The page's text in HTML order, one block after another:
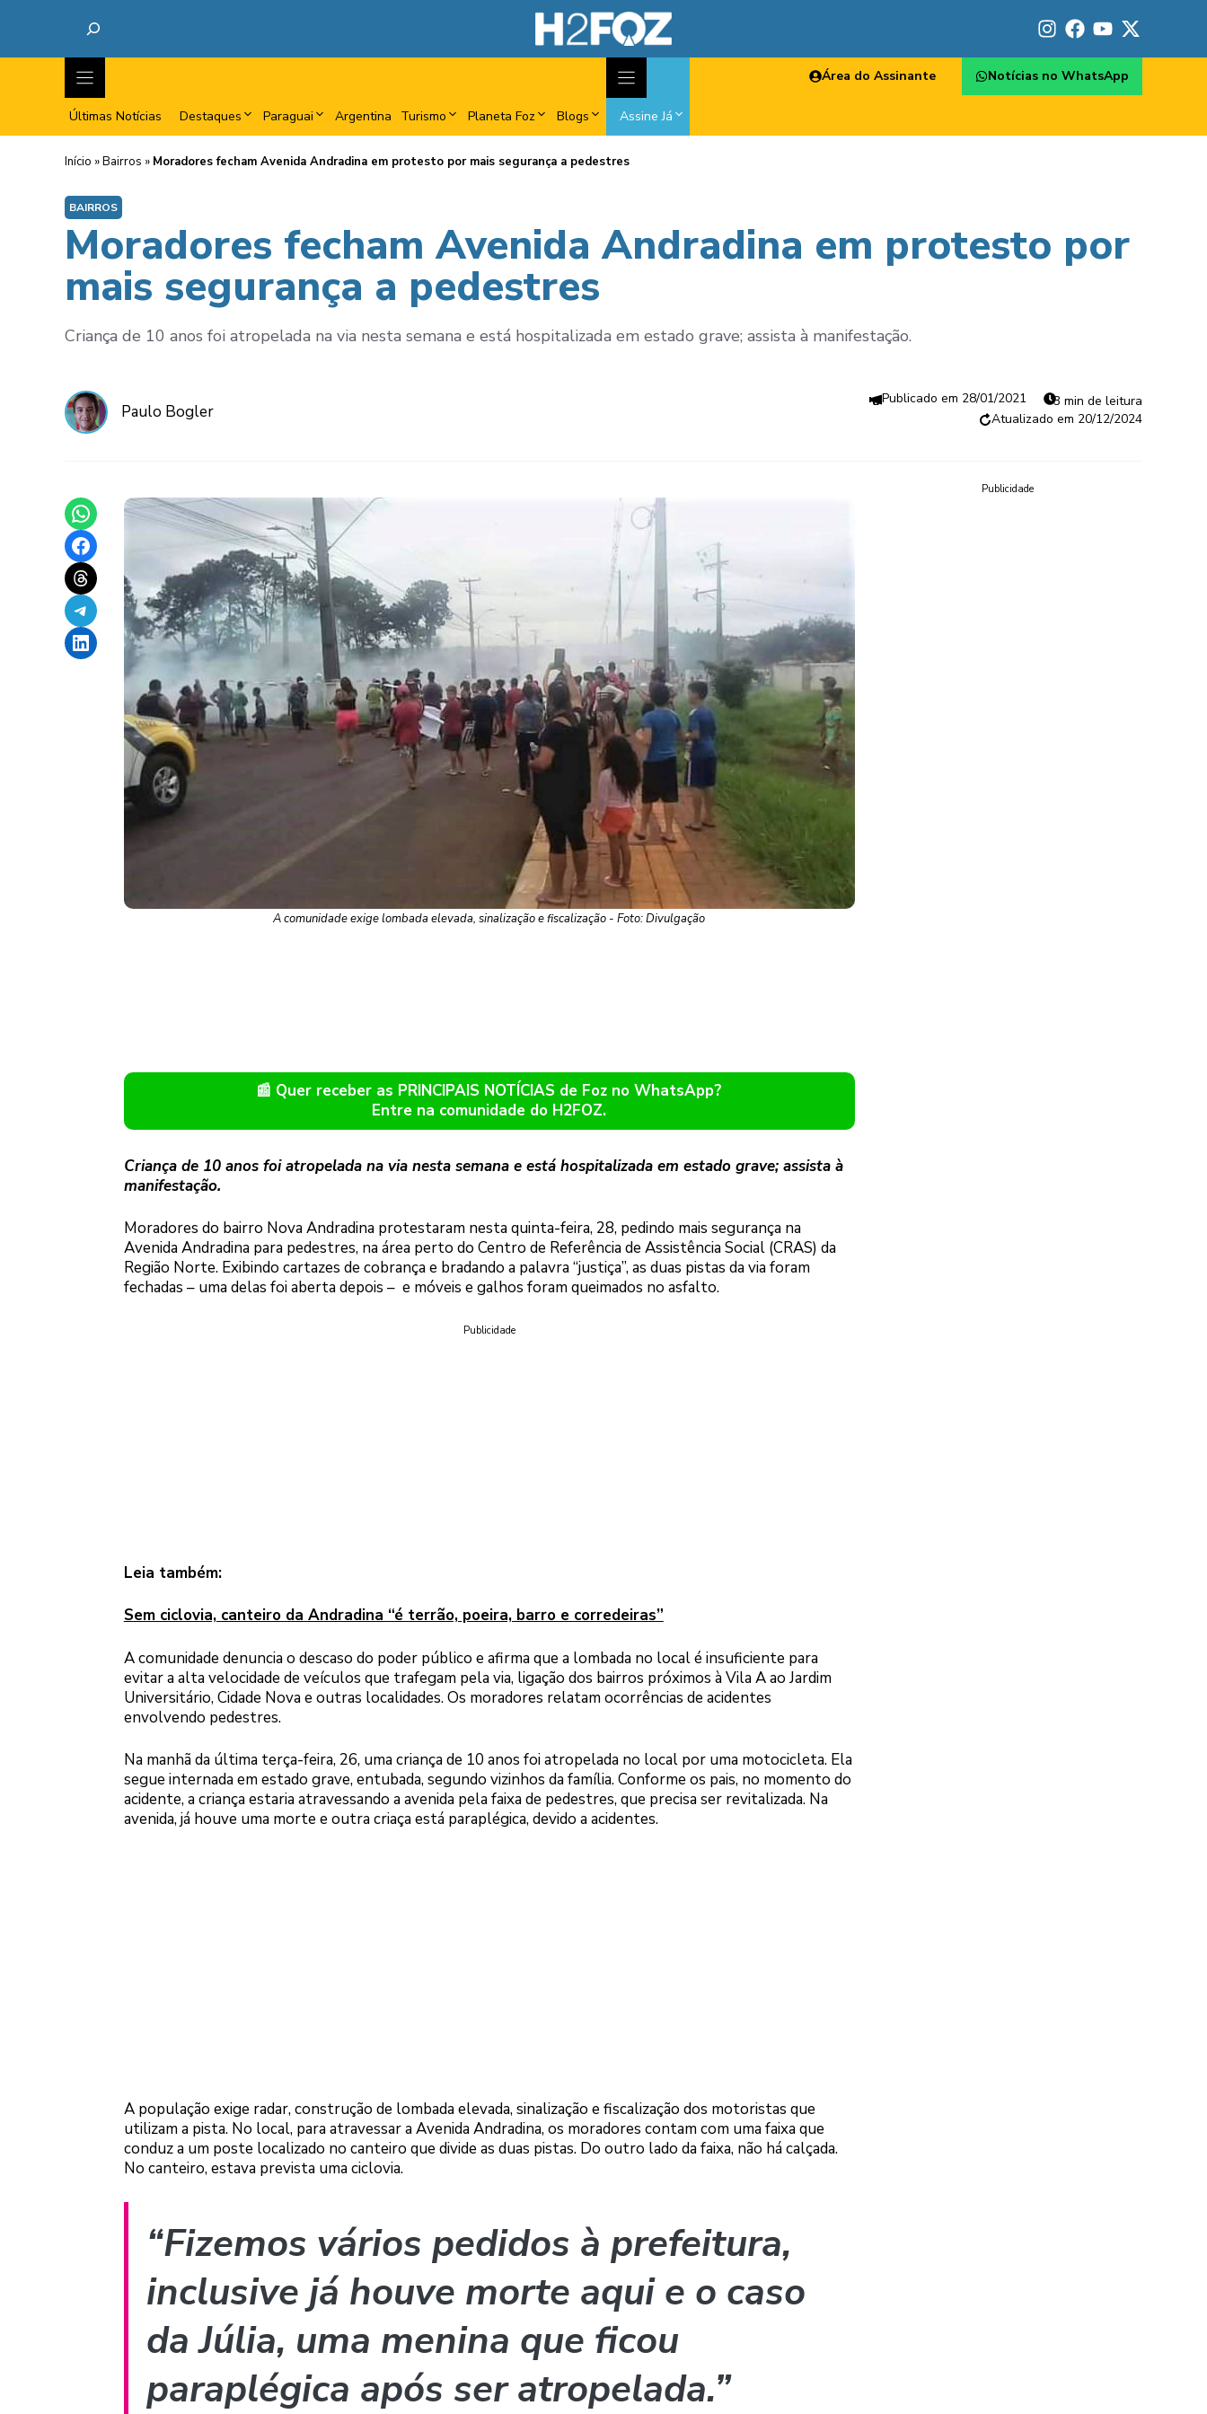
Últimas Notícias Destaques Paraguai Argentina Turismo Planeta Foz Blogs Assine Já
Área do Assinante Notícias no WhatsApp
Início »Bairros » Moradores fecham Avenida Andradina em protesto por mais segurança a pedestres
BAIRROS
Moradores fecham Avenida Andradina em protesto por
mais segurança a pedestres
Criança de 10 anos foi atropelada na via nesta semana e está hospitalizada em estado grave; assista à manifestação.
Paulo Bogler
28/01/2021
3 min de leitura
20/12/2024
Share on WhatsApp
Share on Facebook
Share on Threads
Share on Telegram
Share on LinkedIn
A comunidade exige lombada elevada, sinalização e fiscalização - Foto: Divulgação
📰 Quer receber as PRINCIPAIS NOTÍCIAS de Foz no WhatsApp?
Entre na comunidade do H2FOZ.
Criança de 10 anos foi atropelada na via nesta semana e está hospitalizada em estado grave; assista à
manifestação.
Moradores do bairro Nova Andradina protestaram nesta quinta-feira, 28, pedindo mais segurança na
Avenida Andradina para pedestres, na área perto do Centro de Referência de Assistência Social (CRAS) da
Região Norte. Exibindo cartazes de cobrança e bradando a palavra “justiça”, as duas pistas da via foram
fechadas – uma delas foi aberta depois – e móveis e galhos foram queimados no asfalto.
Publicidade
Leia também:
Sem ciclovia, canteiro da Andradina “é terrão, poeira, barro e corredeiras”
A comunidade denuncia o descaso do poder público e afirma que a lombada no local é insuficiente para
evitar a alta velocidade de veículos que trafegam pela via, ligação dos bairros próximos à Vila A ao Jardim
Universitário, Cidade Nova e outras localidades. Os moradores relatam ocorrências de acidentes
envolvendo pedestres.
Na manhã da última terça-feira, 26, uma criança de 10 anos foi atropelada no local por uma motocicleta. Ela
segue internada em estado grave, entubada, segundo vizinhos da família. Conforme os pais, no momento do
acidente, a criança estaria atravessando a avenida pela faixa de pedestres, que precisa ser revitalizada. Na
avenida, já houve uma morte e outra criaça está paraplégica, devido a acidentes.
A população exige radar, construção de lombada elevada, sinalização e fiscalização dos motoristas que
utilizam a pista. No local, para atravessar a Avenida Andradina, os moradores contam com uma faixa que
conduz a um poste localizado no canteiro que divide as duas pistas. Do outro lado da faixa, não há calçada.
No canteiro, estava prevista uma ciclovia.
“Fizemos vários pedidos à prefeitura,
inclusive já houve morte aqui e o caso
da Júlia, uma menina que ficou
paraplégica após ser atropelada.”
Publicidade